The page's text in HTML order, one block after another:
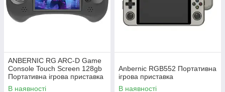
ANBERNIC RG ARC-D Game
Console Touch Screen 128gb
Портативна ігрова приставка
В наявності
Anbernic RGB552 Портативна
ігрова приставка
В наявності